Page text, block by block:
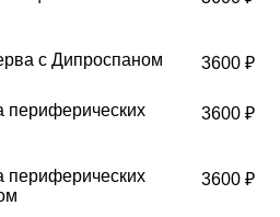
с Дипроспаном 3600 ₽
периферических
3600 ₽
периферических
3600 ₽